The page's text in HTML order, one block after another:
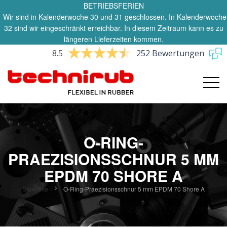
BETRIEBSFERIEN
Wir sind in Kalenderwoche 30 und 31 geschlossen. In Kalenderwoche
32 sind wir eingeschränkt erreichbar. In diesem Zeitraum kann es zu
längeren Lieferzeiten kommen.
8.5 252 Bewertungen
O-RING-
PRAEZISIONSSCHNUR 5 MM
EPDM 70 SHORE A
Startseite O-Ring-Praezisionsschnur 5 mm EPDM 70 Shore A